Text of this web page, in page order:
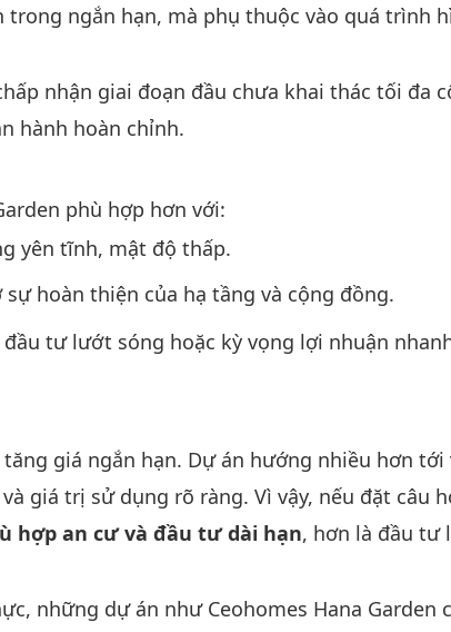
ngắn hạn, mà phụ thuộc vào quá trình
nhận giai đoạn đầu chưa khai thác tối đa
hành hoàn chỉnh.
phù hợp hơn với:
yên tĩnh, mật độ thấp.
hoàn thiện của hạ tầng và cộng đồng.
tư lướt sóng hoặc kỳ vọng lợi nhuận
giá ngắn hạn. Dự án hướng nhiều hơn tới
giá trị sử dụng rõ ràng. Vì vậy, nếu đặt câu
hợp an cư và đầu tư dài hạn, hơn là đầu tư
những dự án như Ceohomes Hana Garden